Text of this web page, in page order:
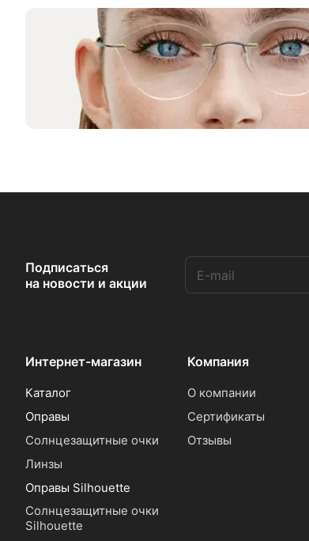
Подписаться
на новости и акции
Интернет-магазин
Каталог
Оправы
Солнцезащитные очки
Линзы
Оправы Silhouette
Солнцезащитные очки
Silhouette
Компания
О компании
Сертификаты
Отзывы